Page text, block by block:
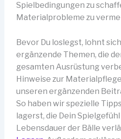
Spielbedingungen zu
Materialprobleme zu
Bevor Du loslegst, lohnt
ergänzende Themen, die
gesamten Ausrüstung
Hinweise zur
unseren ergänzenden
So haben wir spezielle
lagerst, die Dein
Lebensdauer der Bälle